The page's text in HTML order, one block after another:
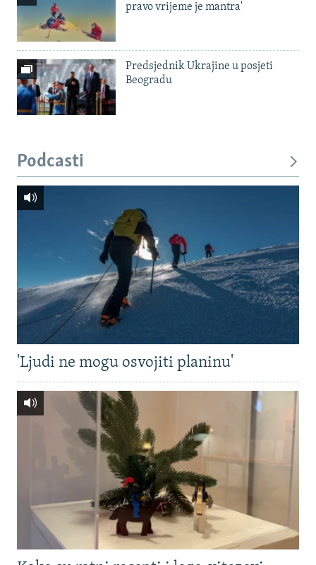
pravo vrijeme je mantra'
Predsjednik Ukrajine u posjeti
Beogradu
Podcasti
'Ljudi ne mogu osvojiti planinu'